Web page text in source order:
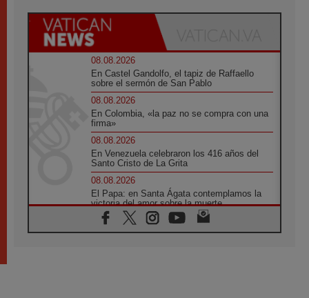
08.08.2026
En Castel Gandolfo, el tapiz de Raffaello
sobre el sermón de San Pablo
08.08.2026
En Colombia, «la paz no se compra con una
firma»
08.08.2026
En Venezuela celebraron los 416 años del
Santo Cristo de La Grita
08.08.2026
El Papa: en Santa Ágata contemplamos la
victoria del amor sobre la muerte
08.08.2026
León XIV visitará el Santuario de la Madre